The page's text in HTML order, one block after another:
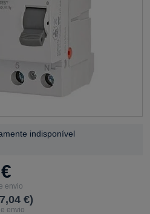
indisponível
envio
€)
envio